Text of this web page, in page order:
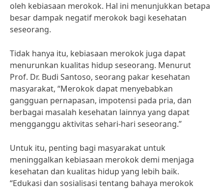
oleh kebiasaan merokok. Hal ini menunjukkan betapa
besar dampak negatif merokok bagi kesehatan
seseorang.
Tidak hanya itu, kebiasaan merokok juga dapat
menurunkan kualitas hidup seseorang. Menurut
Prof. Dr. Budi Santoso, seorang pakar kesehatan
masyarakat, “Merokok dapat menyebabkan
gangguan pernapasan, impotensi pada pria, dan
berbagai masalah kesehatan lainnya yang dapat
mengganggu aktivitas sehari-hari seseorang.”
Untuk itu, penting bagi masyarakat untuk
meninggalkan kebiasaan merokok demi menjaga
kesehatan dan kualitas hidup yang lebih baik.
“Edukasi dan sosialisasi tentang bahaya merokok